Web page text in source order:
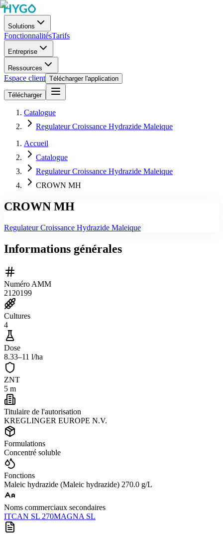
Solutions
FonctionnalitésTarifs
Entreprise
Ressources
Espace client Télécharger l'application
Télécharger
Catalogue
Regulateur Croissance Hydrazide Maleique
Accueil
Catalogue
Regulateur Croissance Hydrazide Maleique
CROWN MH
CROWN MH
Regulateur Croissance Hydrazide Maleique
Informations générales
Numéro AMM
2120199
Cultures
4
Dose
8.33–11 l/ha
ZNT
5 m
Titulaire de l'autorisation
KREGLINGER EUROPE N.V.
Formulations
Concentré soluble
Fonctions
Maleic hydrazide (Maleic hydrazide) 270.0 g/L
Noms commerciaux secondaires
ITCAN SL 270MAGNA SL